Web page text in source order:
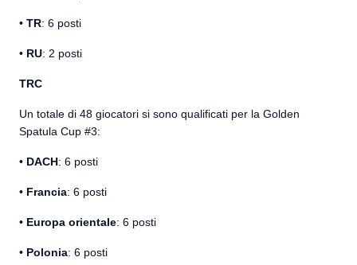
• TR: 6 posti
• RU: 2 posti
TRC
Un totale di 48 giocatori si sono qualificati per la Golden
Spatula Cup #3:
• DACH: 6 posti
• Francia: 6 posti
• Europa orientale: 6 posti
• Polonia: 6 posti